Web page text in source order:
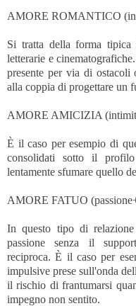
AMORE ROMANTICO
Si tratta della forma tipica
letterarie e
presente per via di ostacoli
alla coppia di progettare un
AMORE AMICIZIA
È il caso per esempio di
consolidati sotto il
lentamente sfumare quello
AMORE FATUO
In questo tipo di
passione senza il
reciproca. È il caso per
impulsive prese sull'onda
il rischio di frantumarsi
impegno non sentito.